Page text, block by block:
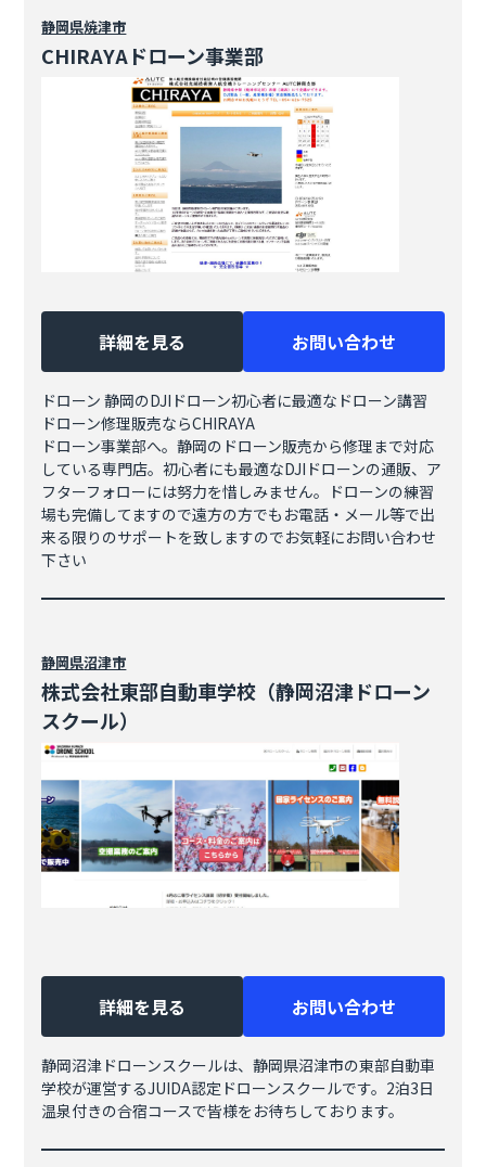
静岡県焼津市
CHIRAYAドローン事業部
詳細を見る お問い合わせ
ドローン 静岡のDJIドローン初心者に最適なドローン講習
ドローン修理販売ならCHIRAYA
ドローン事業部へ。静岡のドローン販売から修理まで対応
している専門店。初心者にも最適なDJIドローンの通販、ア
フターフォローには努力を惜しみません。ドローンの練習
場も完備してますので遠方の方でもお電話・メール等で出
来る限りのサポートを致しますのでお気軽にお問い合わせ
下さい
静岡県沼津市
株式会社東部自動車学校（静岡沼津ドローン
スクール）
詳細を見る お問い合わせ
静岡沼津ドローンスクールは、静岡県沼津市の東部自動車
学校が運営するJUIDA認定ドローンスクールです。2泊3日
温泉付きの合宿コースで皆様をお待ちしております。